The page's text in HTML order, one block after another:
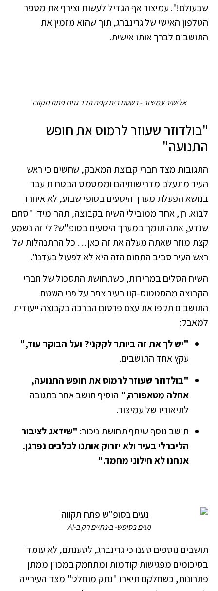
שבעולם!". עמיצור אף הגדיל לעשות וצירף את מספר
הטלפון האישי של גרינברג, תוך שהוא מזמין את
התושבים לברך אותו אישית.
אלישיב עמיצור - בשטח בית קפה הדר גנים פתח תקווה
"בולדוזר שעוזר לרמוס את חופש
התנועה"
התגובות מצד חברי קבוצת המאבק, שחשים כי ראש
העיר מתעלם מדרישותיהם וממסמס הבטחות עבר
בנושא הפעלת מערך היסעים בסופי שבוע, לא איחרו
לבוא. רן, אחד ממובילי השיח בקבוצה, תהה מיד: "סתם
שנדע, אתה תומך במערך היסעים בסופ"ש? לי זה נשמע
קצת מוזר שאתה מעלה את זה כאן… כל ההתנהלות של
ראש העיר סביב התחום הזה היא לא לפעול בעדנו".
השיח הסלים במהירות, כשתחושת התסכול של חברי
הקבוצה מהסטטוס-קוו בעיר צפה על פני השטח.
התושבים תקפו את עצם פרסום הברכה בקבוצה ייעודית
למאבק:
"יש לך את זה ביותר לקקני? ועל הבוקר עוד,"
עקץ אחד התושבים.
"בולדוזר שעוזר לרמוס את חופש התנועה,
אחלה מטאפורה," הוסיף תושב אחר בתגובה
לתיאוריו של עמיצור.
תושב נוסף שיתף תחושת ניכור: "שידאג לציבור
הליברלי בעיר ולא יזרוק אותנו לכלבים נפרגן.
אנחנו לא חילוני מחמד."
נעים בסופש- בינתיים רק ב-AI
תושבים נוספים טענו כי גרינברג, לטענתם, לא עומד
בסיכומים מפגישות קודמות ומתחמק במכוון ממתן
פתרונות, כשחלקם תיארו "נתק מוחלט" מצד העירייה